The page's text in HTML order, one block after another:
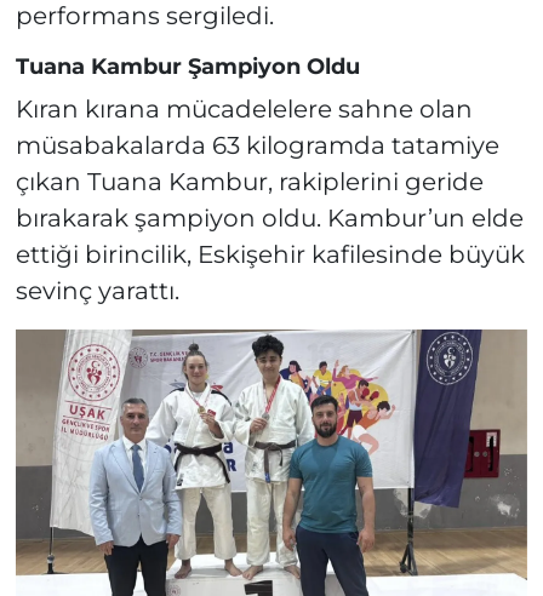
performans sergiledi.
Tuana Kambur Şampiyon Oldu
Kıran kırana mücadelelere sahne olan
müsabakalarda 63 kilogramda tatamiye
çıkan Tuana Kambur, rakiplerini geride
bırakarak şampiyon oldu. Kambur’un elde
ettiği birincilik, Eskişehir kafilesinde büyük
sevinç yarattı.